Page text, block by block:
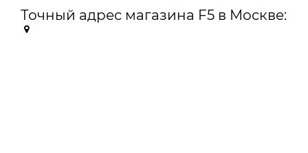
Точный адрес магазина F5 в Москве: